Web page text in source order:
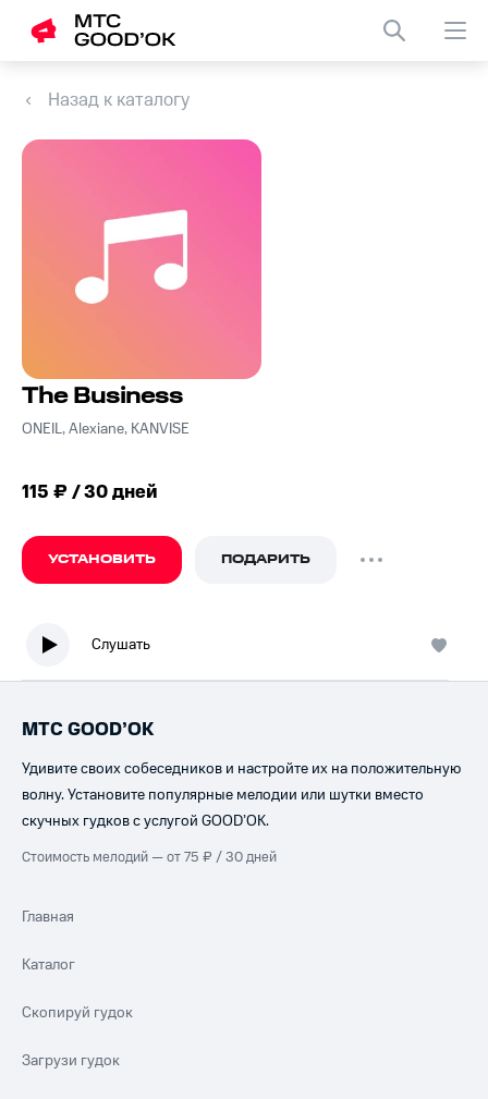
Назад к каталогу
The Business
ONEIL, Alexiane, KANVISE
115 ₽ / 30 дней
УСТАНОВИТЬ ПОДАРИТЬ
Слушать
МТС GOOD’OK
Удивите своих собеседников и настройте их на положительную
волну. Установите популярные мелодии или шутки вместо
скучных гудков с услугой GOOD’OK.
Стоимость мелодий — от 75 ₽ / 30 дней
Главная
Каталог
Скопируй гудок
Загрузи гудок